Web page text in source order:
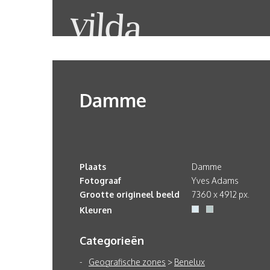
Damme
Plaats
Damme
Fotograaf
Yves Adams
Grootte origineel beeld
7360 x 4912 px.
Kleuren
Categorieën
Geografische zones > Benelux